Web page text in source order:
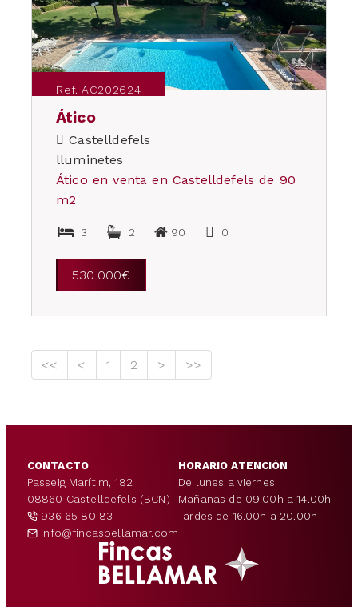
Ref. AC202624
Ático
Castelldefels
lluminetes
Ático en venta en Castelldefels de 90
m2
3 2 90 0
530.000€
<< < 1 2 > >>
CONTACTO
Passeig Marítim, 182
08860 Castelldefels (BCN)
936 65 80 83
info@fincasbellamar.com
HORARIO ATENCIÓN
De lunes a viernes
Mañanas de 09.00h a 14.00h
Tardes de 16.00h a 20.00h